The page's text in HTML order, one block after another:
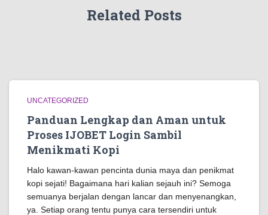
Related Posts
UNCATEGORIZED
Panduan Lengkap dan Aman untuk
Proses IJOBET Login Sambil
Menikmati Kopi
Halo kawan-kawan pencinta dunia maya dan penikmat
kopi sejati! Bagaimana hari kalian sejauh ini? Semoga
semuanya berjalan dengan lancar dan menyenangkan,
ya. Setiap orang tentu punya cara tersendiri untuk